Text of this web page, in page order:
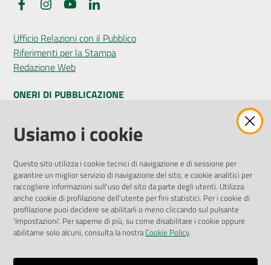
FacebookInstagramYouTube
Ufficio Relazioni con il Pubblico
Riferimenti per la Stampa
Redazione Web
ONERI DI PUBBLICAZIONE
Amministrazione Trasparente
Pubblicità legale
Privacy Policy
Attuazione Misure PNRR
Liste di Attesa
ENTI, IMPRESE E PARTNER
Fatturazione Elettronica
Usiamo i cookie
Questo sito utilizza i cookie tecnici di navigazione e di sessione per
garantire un miglior servizio di navigazione del sito, e cookie analitici per
raccogliere informazioni sull'uso del sito da parte degli utenti. Utilizza
anche cookie di profilazione dell'utente per fini statistici. Per i cookie di
profilazione puoi decidere se abilitarli o meno cliccando sul pulsante
'Impostazioni'. Per saperne di più, su come disabilitare i cookie oppure
abilitarne solo alcuni, consulta la nostraCookie Policy.